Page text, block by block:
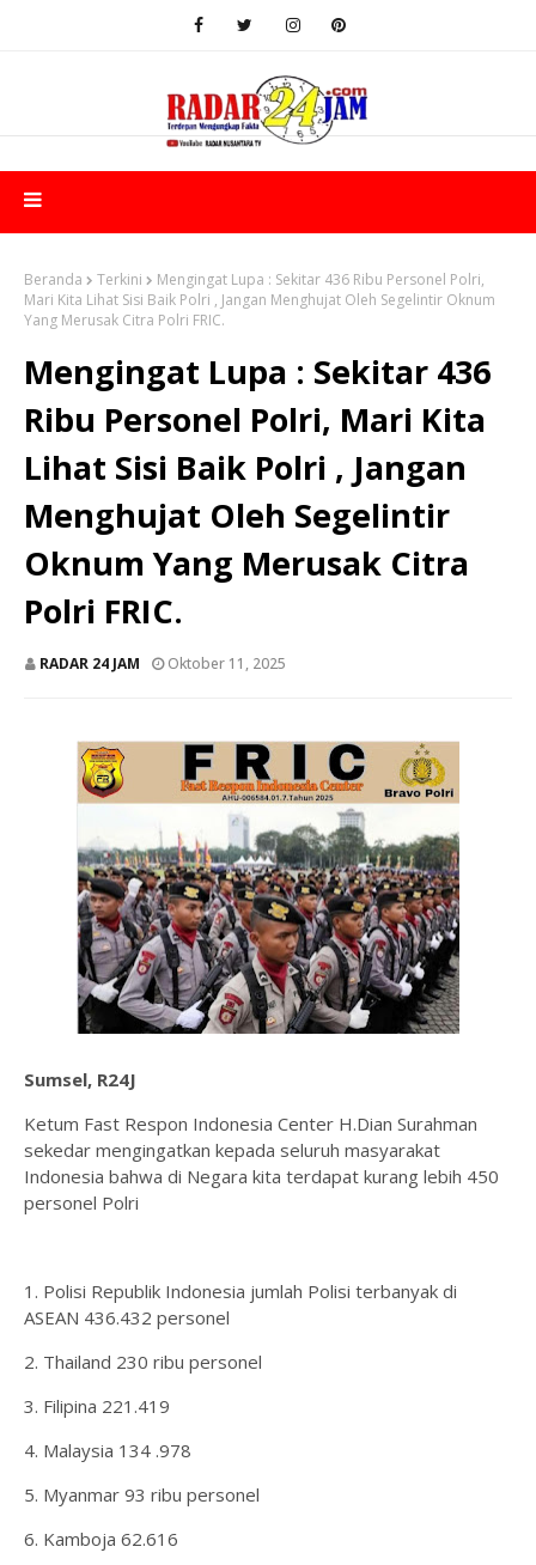
Beranda Terkini
Mengingat Lupa : Sekitar 436 Ribu Personel Polri,
Mari Kita Lihat Sisi Baik Polri , Jangan Menghujat Oleh Segelintir Oknum
Yang Merusak Citra Polri FRIC.
Mengingat Lupa : Sekitar 436
Ribu Personel Polri, Mari Kita
Lihat Sisi Baik Polri , Jangan
Menghujat Oleh Segelintir
Oknum Yang Merusak Citra
Polri FRIC.
RADAR 24 JAM Oktober 11, 2025
Sumsel, R24J
Ketum Fast Respon Indonesia Center H.Dian Surahman
sekedar mengingatkan kepada seluruh masyarakat
Indonesia bahwa di Negara kita terdapat kurang lebih 450
personel Polri
1. Polisi Republik Indonesia jumlah Polisi terbanyak di
ASEAN 436.432 personel
2. Thailand 230 ribu personel
3. Filipina 221.419
4. Malaysia 134 .978
5. Myanmar 93 ribu personel
6. Kamboja 62.616